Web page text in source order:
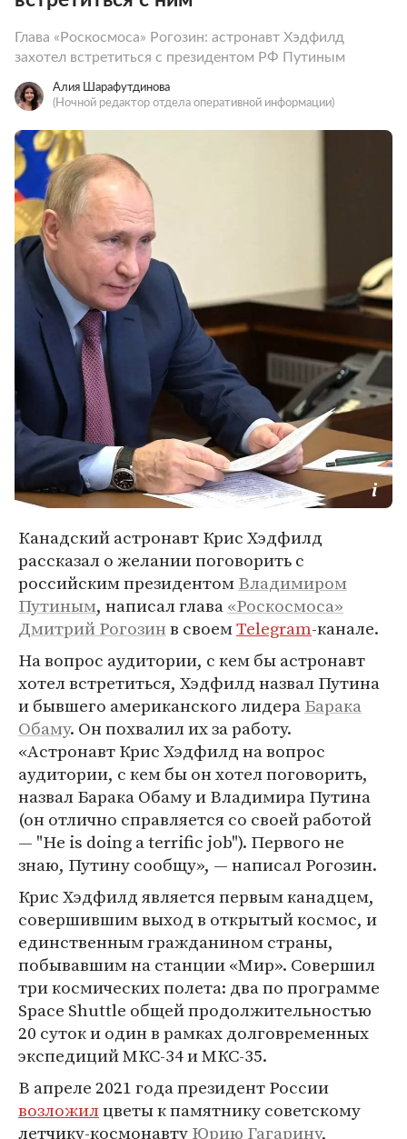
Глава «Роскосмоса» Рогозин: астронавт Хэдфилд
захотел встретиться с президентом РФ Путиным
Алия Шарафутдинова
(Ночной редактор отдела оперативной информации)
Канадский астронавт Крис Хэдфилд
рассказал о желании поговорить с
российским президентомВладимиром
Путиным, написал глава«Роскосмоса»
Дмитрий Рогозинв своемTelegram-канале.
На вопрос аудитории, с кем бы астронавт
хотел встретиться, Хэдфилд назвал Путина
и бывшего американского лидераБарака
Обаму. Он похвалил их за работу.
«Астронавт Крис Хэдфилд на вопрос
аудитории, с кем бы он хотел поговорить,
назвал Барака Обаму и Владимира Путина
(он отлично справляется со своей работой
— "He is doing a terrific job"). Первого не
знаю, Путину сообщу», — написал Рогозин.
Крис Хэдфилд является первым канадцем,
совершившим выход в открытый космос, и
единственным гражданином страны,
побывавшим на станции «Мир». Совершил
три космических полета: два по программе
Space Shuttle общей продолжительностью
20 суток и один в рамках долговременных
экспедиций МКС-34 и МКС-35.
В апреле 2021 года президент России
возложилцветы к памятнику советскому
летчику-космонавтуЮрию Гагарину,